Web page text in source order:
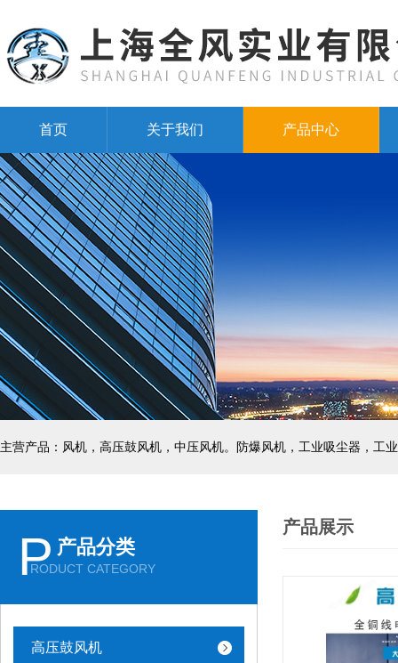
首页 关于我们 产品中心
主营产品：风机，高压鼓风机，中压风机。防爆风机，工业吸尘器，工
P 产品分类
RODUCT CATEGORY
高压鼓风机
产品展示